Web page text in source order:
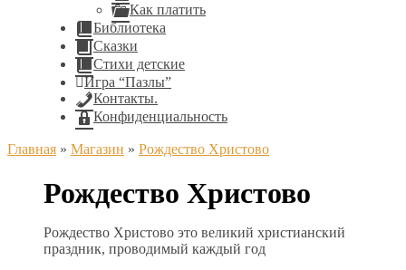
Как платить
Библиотека
Сказки
Стихи детские
Игра “Пазлы”
Контакты.
Конфиденциальность
Главная » Магазин » Рождество Христово
Рождество Христово
Рождество Христово это великий христианский
праздник, проводимый каждый год